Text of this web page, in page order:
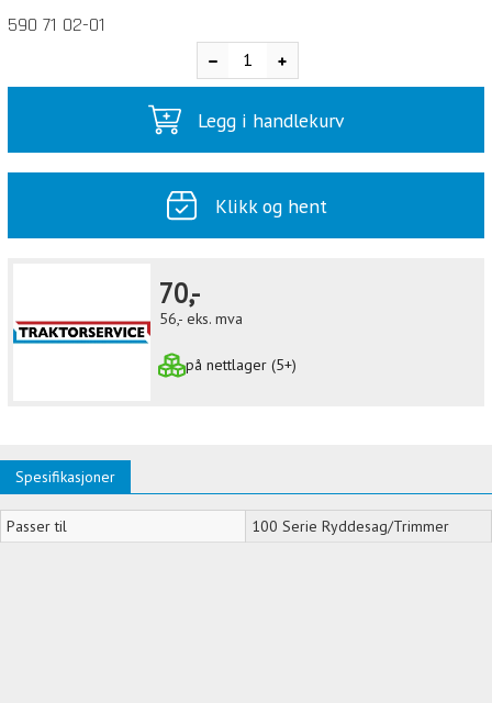
590 71 02-01
Legg i handlekurv
Klikk og hent
70,-
56,- eks. mva
på nettlager (5+)
Spesifikasjoner
Passer til 100 Serie Ryddesag/Trimmer